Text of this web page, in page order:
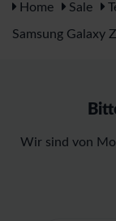
Home
Sale
Samsung Galaxy
Wir sind von